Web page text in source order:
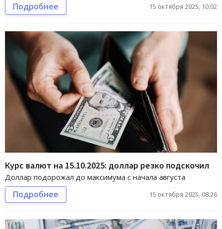
Подробнее 15 октября 2025, 10:02
Курс валют на 15.10.2025: доллар резко подскочил
Доллар подорожал до максимума с начала августа
Подробнее 15 октября 2025, 08:26